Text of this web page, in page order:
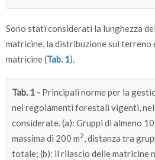
Sono stati considerati la lunghezza
matricine, la distribuzione sul
matricine (Tab. 1).
Tab. 1 - Principali norme per la
nei regolamenti forestali vigenti,
considerate. (a): Gruppi di almeno
massima di 200 m2, distanza tra
totale; (b): il rilascio delle matricine